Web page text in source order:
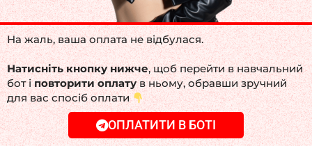
На жаль, ваша оплата не відбулася.
Натисніть кнопку нижче, щоб перейти в навчальний
бот іповторити оплатув ньому, обравши зручний
для вас спосіб оплати
ОПЛАТИТИ В БОТІ